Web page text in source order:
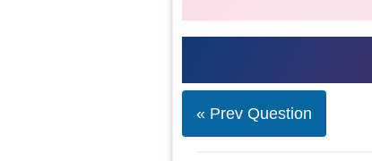
« Prev Question